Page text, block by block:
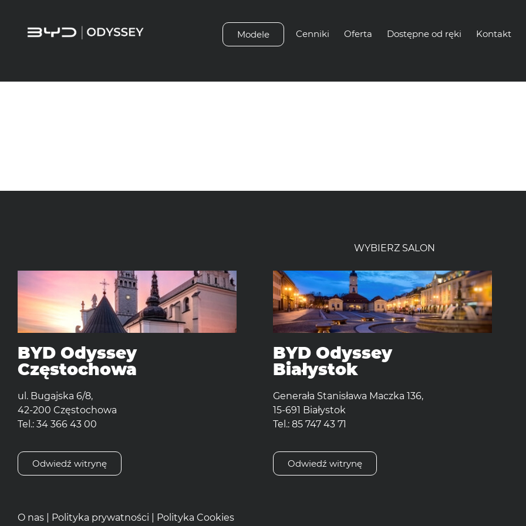
Modele Cenniki Oferta Dostępne od ręki Kontakt
WYBIERZ SALON
BYD Odyssey
Częstochowa
ul. Bugajska 6/8,
42-200 Częstochowa
Tel.: 34 366 43 00
Odwiedź witrynę
BYD Odyssey
Białystok
Generała Stanisława Maczka 136,
15-691 Białystok
Tel.: 85 747 43 71
Odwiedź witrynę
O nas Polityka prywatności Polityka Cookies